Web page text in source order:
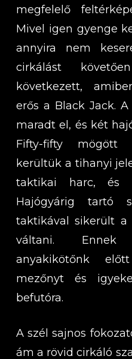
megfelelő
Mivel igen gyenge
annyira nem
cirkálást
következett,
erős a Black Jack.
maradt el, és két
Fifty-fifty mögött
kerültük a tihanyi
taktikai harc, és
Hajógyárig tartó
taktikával sikerült a
váltani. Ennek
anyakikötőnk
mezőnyt és
befutóra.
A szél sajnos
ám a rövid cirkáló